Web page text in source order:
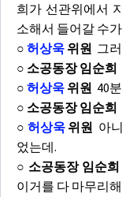
희가 선관위에서
소해서 들어갈 수
○ 허상욱 위원 그
○ 소공동장 임순희
○ 허상욱 위원 40
○ 소공동장 임순희
○ 허상욱위원 아
었는데.
○ 소공동장 임순희
이거를 다 마무리